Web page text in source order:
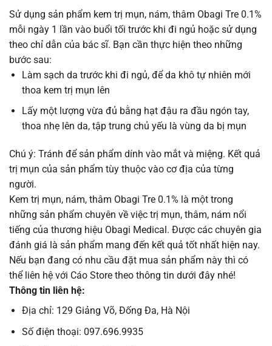
Sử dụng sản phẩm kem trị mụn, nám, thâm Obagi Tre 0.1%
mỗi ngày 1 lần vào buổi tối trước khi đi ngủ hoặc sử dụng
theo chỉ dẫn của bác sĩ. Bạn cần thực hiện theo những
bước sau:
Làm sạch da trước khi đi ngủ, để da khô tự nhiên mới
thoa kem trị mụn lên
Lấy một lượng vừa đủ bằng hạt đậu ra đầu ngón tay,
thoa nhẹ lên da, tập trung chủ yếu là vùng da bị mụn
Chú ý: Tránh để sản phẩm dính vào mắt và miệng. Kết quả
trị mụn của sản phẩm tùy thuộc vào cơ địa của từng
người.
Kem trị mụn, nám, thâm Obagi Tre 0.1% là một trong
những sản phẩm chuyên về việc trị mụn, thâm, nám nổi
tiếng của thương hiệu Obagi Medical. Được các chuyên gia
đánh giá là sản phẩm mang đến kết quả tốt nhất hiện nay.
Nếu bạn đang có nhu cầu đặt mua sản phẩm này thì có
thể liên hệ với Cáo Store theo thông tin dưới đây nhé!
Thông tin liên hệ:
Địa chỉ: 129 Giảng Võ, Đống Đa, Hà Nội
Số điện thoại: 097.696.9935